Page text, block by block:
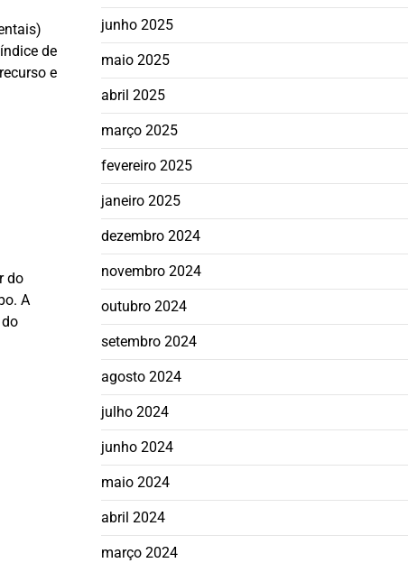
de
e
do
A
junho 2025
maio 2025
abril 2025
março 2025
fevereiro 2025
janeiro 2025
dezembro 2024
novembro 2024
outubro 2024
setembro 2024
agosto 2024
julho 2024
junho 2024
maio 2024
abril 2024
março 2024